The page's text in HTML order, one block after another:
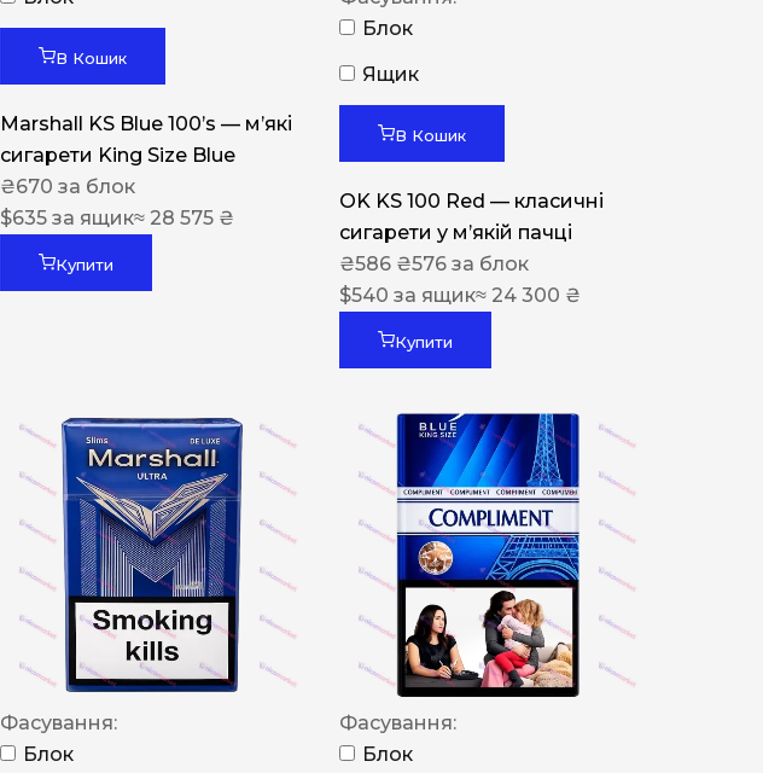
В Кошик
Marshall KS Blue 100’s — м’які
сигарети King Size Blue
₴670 за блок
$635 за ящик≈ 28 575 ₴
Купити
Блок
Ящик
В Кошик
OK KS 100 Red — класичні
сигарети у м’якій пачці
₴586 ₴576 за блок
$540 за ящик≈ 24 300 ₴
Купити
Фасування:
Блок
Фасування:
Блок